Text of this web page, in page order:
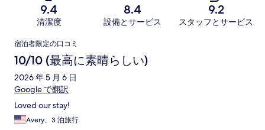
9.4
清潔度
8.4
設備とサービス
9.2
スタッフとサービス
口
コ
ミ
宿泊者限定の口コミ
10/10 (最高に素晴らしい)
2026 年 5 月 6 日
Google で翻訳
Loved our stay!
Avery、3 泊旅行